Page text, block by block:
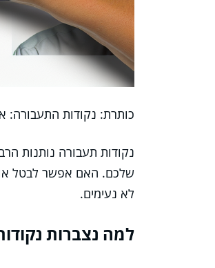
כותרת: נקודות התעבורה:
נקודות תעבורה נותנות
שלכם. האם אפשר לבטל
לא נעימים.
למה נצברות